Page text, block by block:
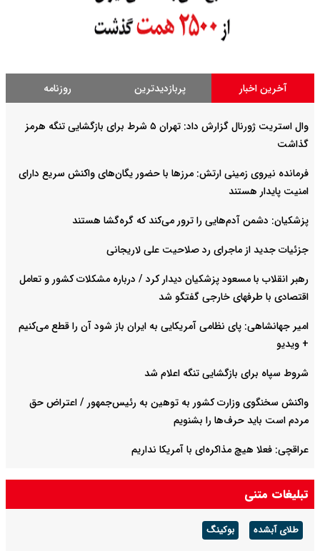
آخرین اخبار پربازدیدترین روزنامه
وال استریت ژورنال گزارش داد: تهران ۵ شرط برای بازگشایی تنگه هرمز
گذاشت
فرمانده نیروی زمینی ارتش: مرزها با حضور یگان‌های واکنش سریع دارای
امنیت پایدار هستند
پزشکیان: دشمن آدم‌هایی را ترور می‌کند که گره‌گشا هستند
جزئیات جدید از ماجرای رد صلاحیت علی لاریجانی
رهبر انقلاب با مسعود پزشکیان دیدار کرد / درباره مشکلات کشور و تعامل
اقتصادی با طرفهای خارجی گفتگو شد
امیر جهانشاهی: پای نظامی آمریکایی به ایران باز شود آن را قطع می‌کنیم
+ ویدیو
شروط سپاه برای بازگشایی تنگه اعلام شد
واکنش سخنگوی وزارت کشور به توهین به رئیس‌جمهور / اعتراض حق
مردم است باید حرف‌ها را بشنویم
عراقچی: فعلا هیچ مذاکره‌ای با آمریکا نداریم
توضیح سخنگوی وزارت کشور درباره پلمب برخی کافه‌ها به دلیل بی‌حجابی
تبلیغات متنی
طلای آبشده بوکینگ